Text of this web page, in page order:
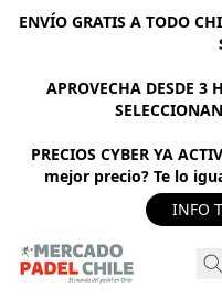
ENVÍO GRATIS A TODO
APROVECHA DESDE 3
PRECIOS CYBER YA
mejor precio? Te lo
INFO